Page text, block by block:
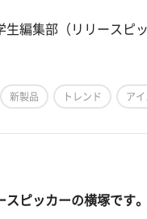
編集部（リリースピッ
新製品 トレンド ア
ピッカーの横塚です。